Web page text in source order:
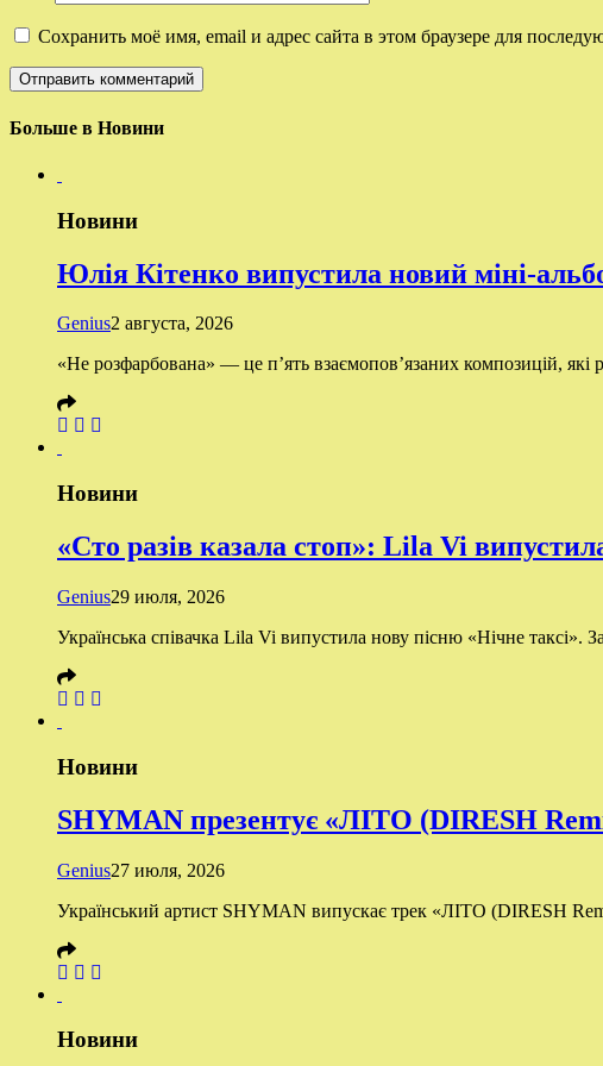
Сохранить моё имя, email и адрес сайта в этом браузере для
Больше в Новини
Новини
Юлія Кітенко випустила новий міні-
Genius2 августа, 2026
«Не розфарбована» — це п’ять взаємопов’язаних композицій,
Новини
«Сто разів казала стоп»: Lila Vi
Genius29 июля, 2026
Українська співачка Lila Vi випустила нову пісню «Нічне таксі».
Новини
SHYMAN презентує «ЛІТО (DIRESH
Genius27 июля, 2026
Український артист SHYMAN випускає трек «ЛІТО (DIRESH
Новини